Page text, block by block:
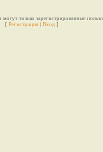
только зарегистрированные
[ Регистрация | Вход ]